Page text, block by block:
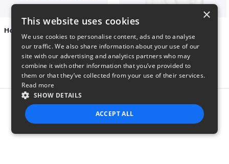
Report this product
×
This website uses cookies
We use cookies to personalise content, ads and to analyse
our traffic. We also share information about your use of our
site with our advertising and analytics partners who may
combine it with other information that you’ve provided to
them or that they’ve collected from your use of their services.
Read more
SHOW DETAILS
ACCEPT ALL
STRICTLY NECESSARY PERFORMANCE